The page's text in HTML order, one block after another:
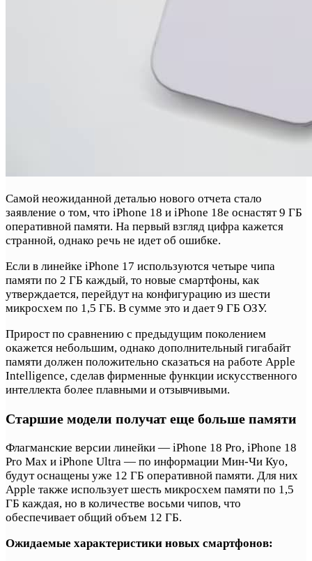
Самой неожиданной деталью нового отчета стало
заявление о том, что iPhone 18 и iPhone 18e оснастят 9 ГБ
оперативной памяти. На первый взгляд цифра кажется
странной, однако речь не идет об ошибке.
Если в линейке iPhone 17 используются четыре чипа
памяти по 2 ГБ каждый, то новые смартфоны, как
утверждается, перейдут на конфигурацию из шести
микросхем по 1,5 ГБ. В сумме это и дает 9 ГБ ОЗУ.
Прирост по сравнению с предыдущим поколением
окажется небольшим, однако дополнительный гигабайт
памяти должен положительно сказаться на работе Apple
Intelligence, сделав фирменные функции искусственного
интеллекта более плавными и отзывчивыми.
Старшие модели получат еще больше памяти
Флагманские версии линейки — iPhone 18 Pro, iPhone 18
Pro Max и iPhone Ultra — по информации Мин-Чи Куо,
будут оснащены уже 12 ГБ оперативной памяти. Для них
Apple также использует шесть микросхем памяти по 1,5
ГБ каждая, но в количестве восьми чипов, что
обеспечивает общий объем 12 ГБ.
Ожидаемые характеристики новых смартфонов: